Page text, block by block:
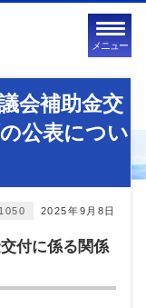
メニュー
会補助金交
公表につい
2025年9月8日
付に係る関係